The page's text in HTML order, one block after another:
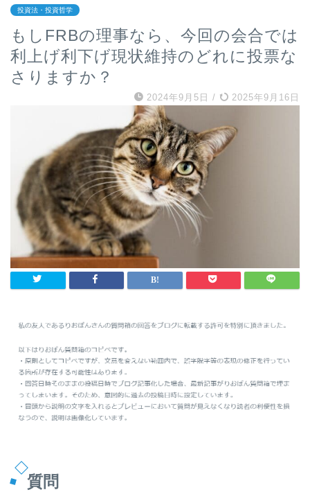
投資法・投資哲学
もしFRBの理事なら、今回の会合では
利上げ利下げ現状維持のどれに投票な
さりますか？
2024年9月5日 / 2025年9月16日
質問